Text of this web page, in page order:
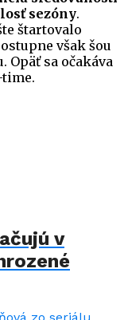
sezóny.
štartovalo
však šou
Opäť sa očakáva
v